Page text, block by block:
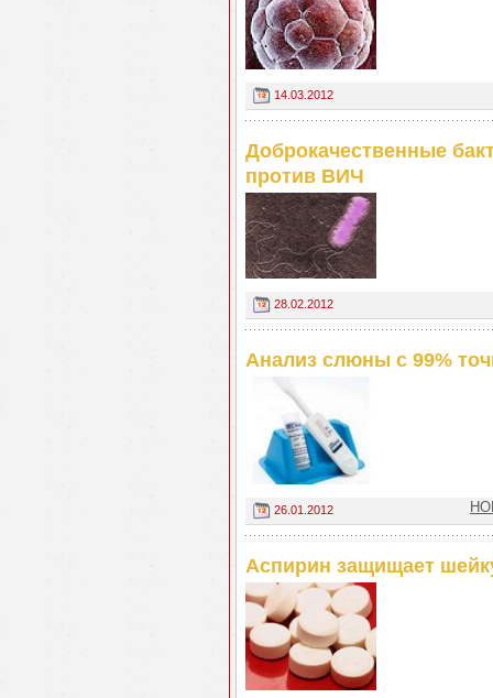
14.03.2012
Доброкачественные
против ВИЧ
28.02.2012
Анализ слюны с 99%
26.01.2012
Аспирин защищает